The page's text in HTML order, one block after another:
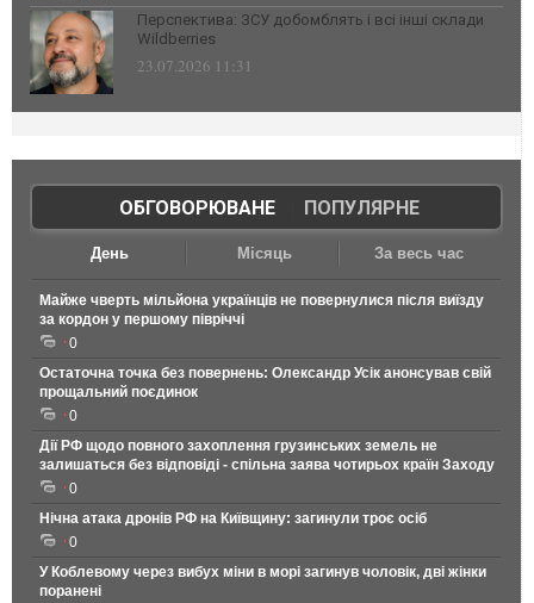
Перспектива: ЗСУ добомблять і всі інші склади
Wildberries
23.07.2026 11:31
ОБГОВОРЮВАНЕ| ПОПУЛЯРНЕ
День Місяць За весь час
Майже чверть мільйона українців не повернулися після виїзду
за кордон у першому півріччі
0
Остаточна точка без повернень: Олександр Усік анонсував свій
прощальний поєдинок
0
Дії РФ щодо повного захоплення грузинських земель не
залишаться без відповіді - спільна заява чотирьох країн Заходу
0
Нічна атака дронів РФ на Київщину: загинули троє осіб
0
У Коблевому через вибух міни в морі загинув чоловік, дві жінки
поранені